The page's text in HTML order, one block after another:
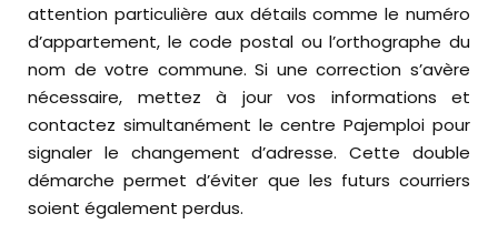
attention particulière aux détails comme le numéro
d’appartement, le code postal ou l’orthographe du
nom de votre commune. Si une correction s’avère
nécessaire, mettez à jour vos informations et
contactez simultanément le centre Pajemploi pour
signaler le changement d’adresse. Cette double
démarche permet d’éviter que les futurs courriers
soient également perdus.